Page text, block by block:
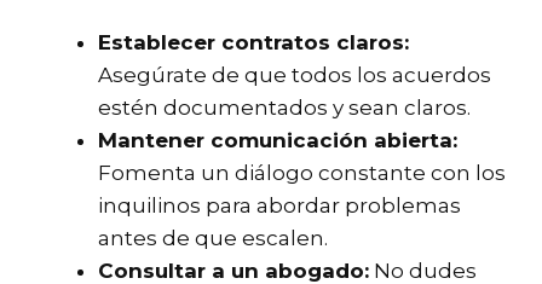
Establecer contratos claros:
Asegúrate de que todos los acuerdos
estén documentados y sean claros.
Mantener comunicación abierta:
Fomenta un diálogo constante con los
inquilinos para abordar problemas
antes de que escalen.
Consultar a un abogado: No dudes